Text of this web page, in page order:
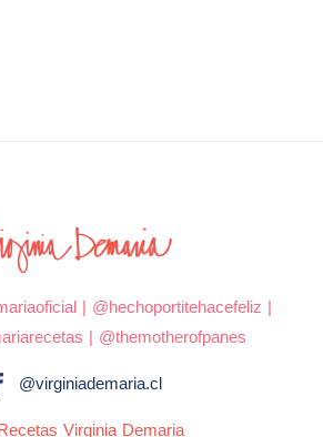
| @hechoportitehacefeliz |
| @themotherofpanes
@virginiademaria.cl
Virginia Demaria